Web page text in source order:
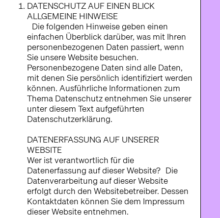
DATENSCHUTZ AUF EINEN BLICK
ALLGEMEINE HINWEISE
Die folgenden Hinweise geben einen
einfachen Überblick darüber, was mit Ihren
personenbezogenen Daten passiert, wenn
Sie unsere Website besuchen.
Personenbezogene Daten sind alle Daten,
mit denen Sie persönlich identifiziert werden
können. Ausführliche Informationen zum
Thema Datenschutz entnehmen Sie unserer
unter diesem Text aufgeführten
Datenschutzerklärung.
DATENERFASSUNG AUF UNSERER
WEBSITE
Wer ist verantwortlich für die
Datenerfassung auf dieser Website? Die
Datenverarbeitung auf dieser Website
erfolgt durch den Websitebetreiber. Dessen
Kontaktdaten können Sie dem Impressum
dieser Website entnehmen.